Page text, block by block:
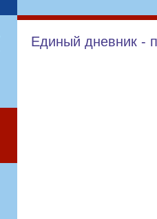
Единый дневник -